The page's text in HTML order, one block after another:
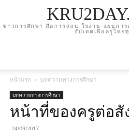
ข่าวการศึกษา สื่อการสอน ใบงาน แผนกา
อัปเดตเพื่อครูไทย
หน้าแรก บทความทางการศึกษา
บทความทางการศึกษา
หน้าที่ของครูต่อสั
24/09/2017